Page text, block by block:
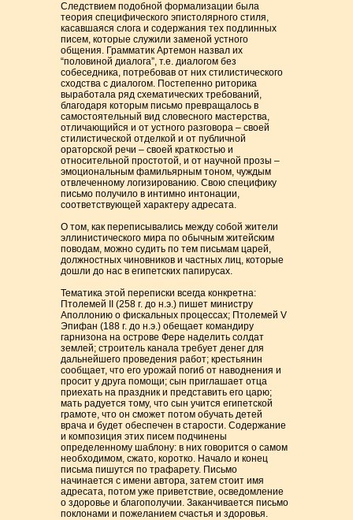
Следствием подобной формализации была
теория специфического эпистолярного стиля,
касавшаяся слога и содержания тех подлинных
писем, которые служили заменой устного
общения. Грамматик Артемон назвал их
“половиной диалога”, т.е. диалогом без
собеседника, потребовав от них стилистического
сходства с диалогом. Постепенно риторика
выработала ряд схематических требований,
благодаря которым письмо превращалось в
самостоятельный вид словесного мастерства,
отличающийся и от устного разговора – своей
стилистической отделкой и от публичной
ораторской речи – своей краткостью и
относительной простотой, и от научной прозы –
эмоциональным фамильярным тоном, чуждым
отвлеченному логизированию. Свою специфику
письмо получило в интимно интонации,
соответствующей характеру адресата.
О том, как переписывались между собой жители
эллинистического мира по обычным житейским
поводам, можно судить по тем письмам царей,
должностных чиновников и частных лиц, которые
дошли до нас в египетских папирусах.
Тематика этой переписки всегда конкретна:
Птолемей II (258 г. до н.э.) пишет министру
Аполлонию о фискальных процессах; Птолемей V
Эпифан (188 г. до н.э.) обещает командиру
гарнизона на острове Фере наделить солдат
землей; строитель канала требует денег для
дальнейшего проведения работ; крестьянин
сообщает, что его урожай погиб от наводнения и
просит у друга помощи; сын приглашает отца
приехать на праздник и представить его царю;
мать радуется тому, что сын учится египетской
грамоте, что он сможет потом обучать детей
врача и будет обеспечен в старости. Содержание
и композиция этих писем подчинены
определенному шаблону: в них говорится о самом
необходимом, сжато, коротко. Начало и конец
письма пишутся по трафарету. Письмо
начинается с имени автора, затем стоит имя
адресата, потом уже приветствие, осведомление
о здоровье и благополучии. Заканчивается письмо
поклонами и пожеланием счастья и здоровья.